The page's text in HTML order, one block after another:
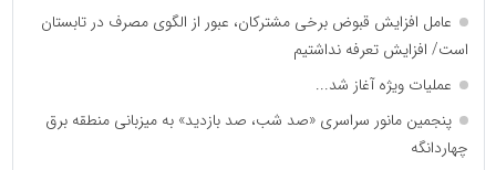
عامل افزایش قبوض برخی مشترکان، عبور از الگوی مصرف در تابستان
است/ افزایش تعرفه نداشتیم
عملیات ویژه آغاز شد...
پنجمین مانور سراسری «صد شب، صد بازدید» به میزبانی منطقه برق
چهاردانگه